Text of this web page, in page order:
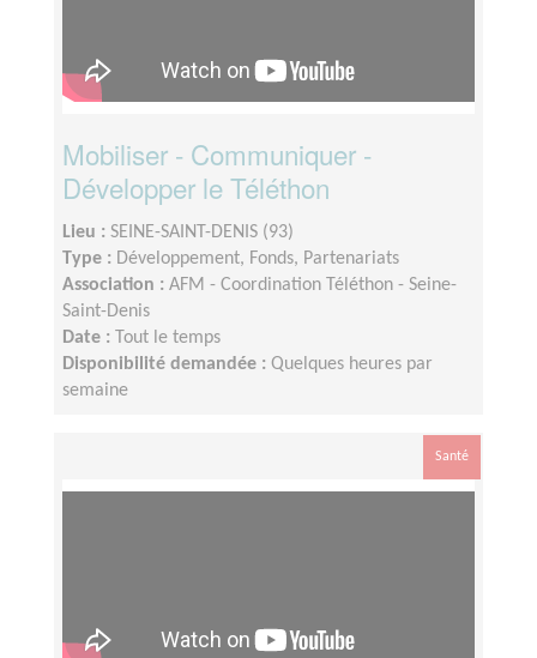
Mobiliser - Communiquer -
Développer le Téléthon
Lieu : SEINE-SAINT-DENIS (93)
Type : Développement, Fonds, Partenariats
Association : AFM - Coordination Téléthon - Seine-
Saint-Denis
Date :
Tout le temps
Disponibilité demandée : Quelques heures par
semaine
Santé